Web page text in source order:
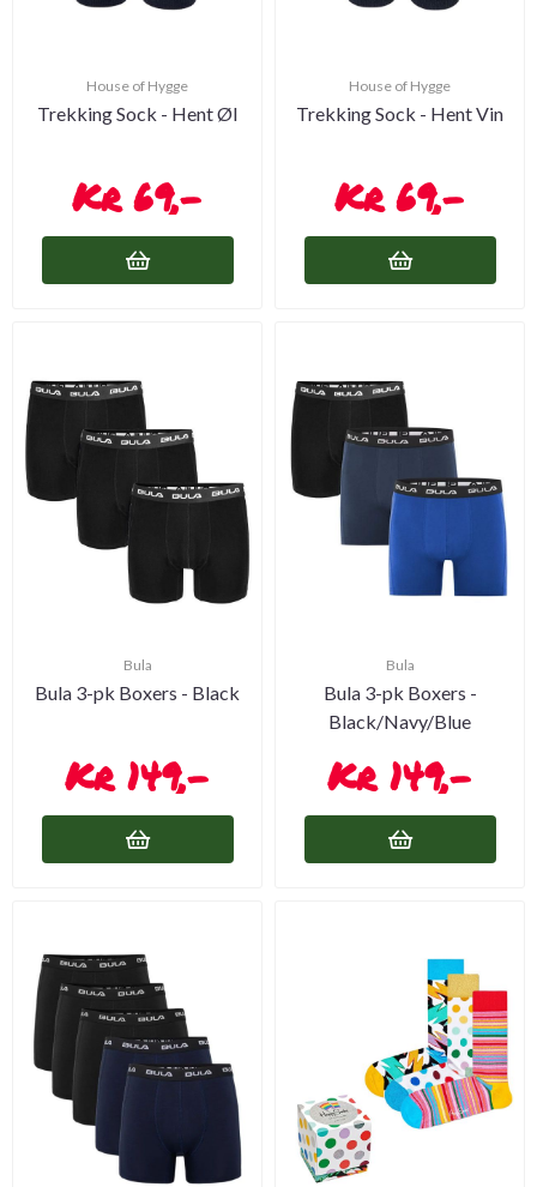
House of Hygge
Trekking Sock - Hent Øl
69,-
House of Hygge
Trekking Sock - Hent Vin
69,-
Bula
Bula 3-pk Boxers - Black
149,-
Bula
Bula 3-pk Boxers -
Black/Navy/Blue
149,-